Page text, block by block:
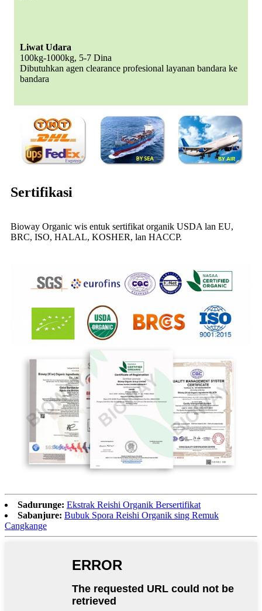
Liwat Udara
100kg-1000kg, 5-7 Dina
Dibutuhkan agen clearance profesional layanan bandara ke
bandara
Sertifikasi
Bioway Organic wis entuk sertifikat organik USDA lan EU,
BRC, ISO, HALAL, KOSHER, lan HACCP.
Sadurunge: Ekstrak Reishi Organik Bersertifikat
Sabanjure: Bubuk Spora Reishi Organik sing Remuk
Cangkange